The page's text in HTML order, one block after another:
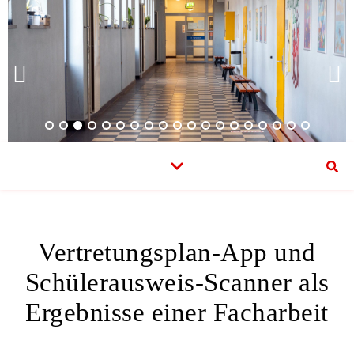
Vertretungsplan-App und
Schülerausweis-Scanner als
Ergebnisse einer Facharbeit